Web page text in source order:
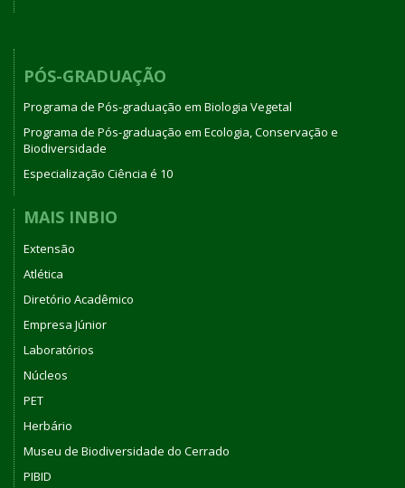
PÓS-GRADUAÇÃO
Programa de Pós-graduação em Biologia Vegetal
Programa de Pós-graduação em Ecologia, Conservação e
Biodiversidade
Especialização Ciência é 10
MAIS INBIO
Extensão
Atlética
Diretório Acadêmico
Empresa Júnior
Laboratórios
Núcleos
PET
Herbário
Museu de Biodiversidade do Cerrado
PIBID